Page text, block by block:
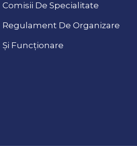
Comisii De Specialitate
Regulament De Organizare
Și Funcționare